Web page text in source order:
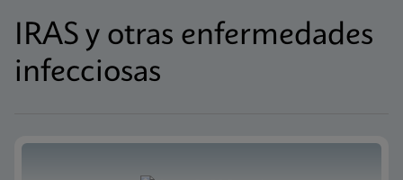
IRAS y otras enfermedades
infecciosas